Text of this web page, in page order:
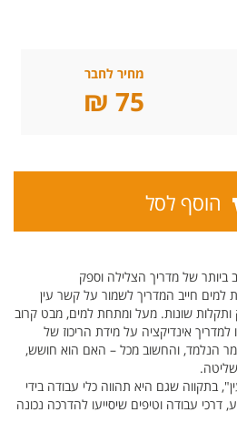
מחיר לחבר
75 ₪
הוסף לסל
ביותר של מדריך הצלילה וספק
למים חייב המדריך לשמור על קשר עין
שונות. מעל ומתחת למים, מבט קרוב
למדריך אינדיקציה על מידת הריכוז של
הנלמד, והחשוב מכל – האם הוא חושש,
בתקווה שגם היא תהווה כלי עבודה בידי
עבודה וטיפים שיסייעו להדרכה נכונה